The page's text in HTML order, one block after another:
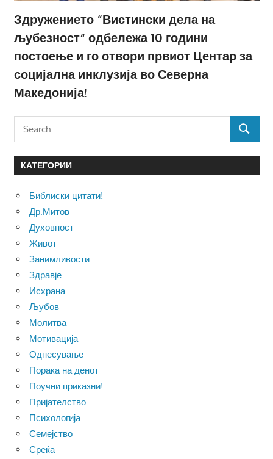
Здружението “Вистински дела на
љубезност“ одбележа 10 години
постоење и го отвори првиот Центар за
социјална инклузија во Северна
Македонија!
SEARCH
КАТЕГОРИИ
Библиски цитати!
Др.Митов
Духовност
Живот
Занимливости
Здравје
Исхрана
Љубов
Молитва
Мотивација
Однесување
Порака на денот
Поучни приказни!
Пријателство
Психологија
Семејство
Среќа